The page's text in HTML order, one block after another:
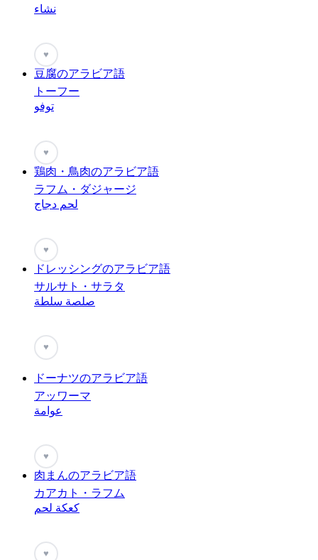
نشاء
♥
豆腐のアラビア語
トーフー
توفو
♥
鶏肉・鳥肉のアラビア語
ラフム・ダジャージ
لحم دجاج
♥
ドレッシングのアラビア語
サルサト・サラタ
صلصة سلطة
♥
ドーナツのアラビア語
アッワーマ
عوامة
♥
肉まんのアラビア語
カアカト・ラフム
كعكة لحم
♥